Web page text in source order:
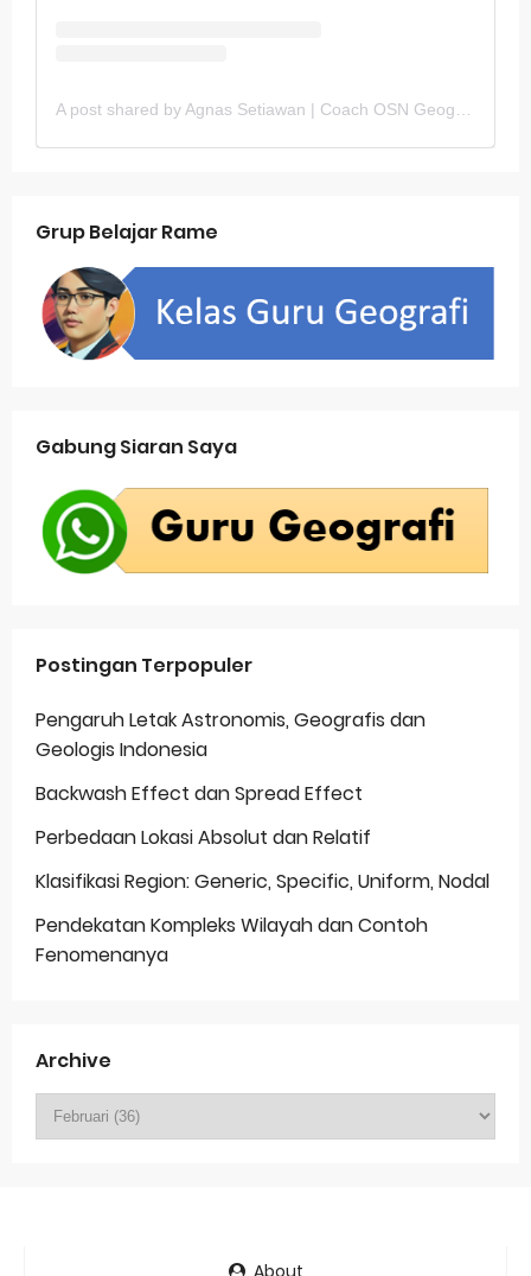
A post shared by Agnas Setiawan | Coach OSN Geografi (@gurugeografi)
Grup Belajar Rame
Gabung Siaran Saya
Postingan Terpopuler
Pengaruh Letak Astronomis, Geografis dan
Geologis Indonesia
Backwash Effect dan Spread Effect
Perbedaan Lokasi Absolut dan Relatif
Klasifikasi Region: Generic, Specific, Uniform, Nodal
Pendekatan Kompleks Wilayah dan Contoh
Fenomenanya
Archive
About